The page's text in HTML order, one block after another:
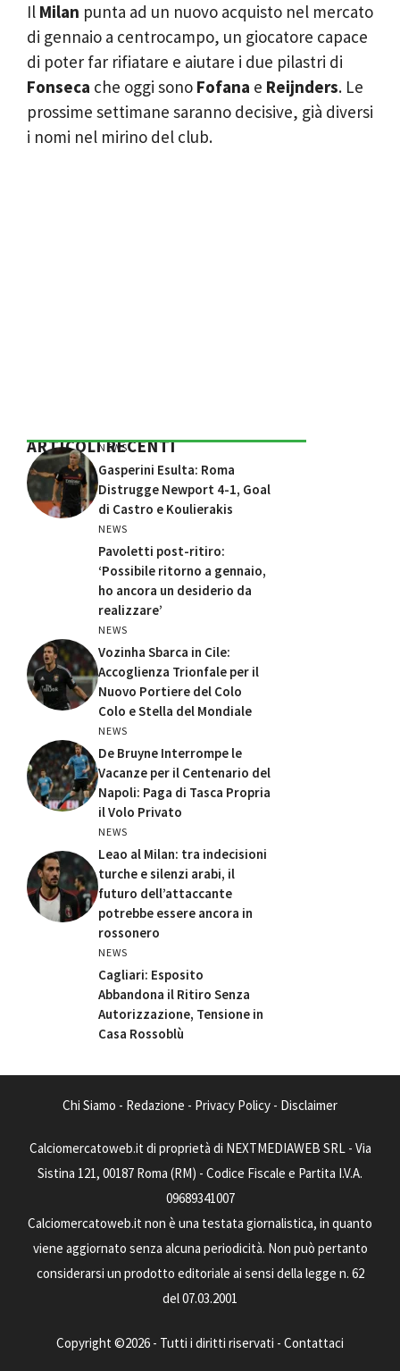
Il Milan punta ad un nuovo acquisto nel mercato
di gennaio a centrocampo, un giocatore capace
di poter far rifiatare e aiutare i due pilastri di
Fonseca che oggi sono Fofana e Reijnders. Le
prossime settimane saranno decisive, già diversi
i nomi nel mirino del club.
ARTICOLI RECENTI
NEWS
Gasperini Esulta: Roma
Distrugge Newport 4-1, Goal
di Castro e Koulierakis
NEWS
Pavoletti post-ritiro:
‘Possibile ritorno a gennaio,
ho ancora un desiderio da
realizzare’
NEWS
Vozinha Sbarca in Cile:
Accoglienza Trionfale per il
Nuovo Portiere del Colo
Colo e Stella del Mondiale
NEWS
De Bruyne Interrompe le
Vacanze per il Centenario del
Napoli: Paga di Tasca Propria
il Volo Privato
NEWS
Leao al Milan: tra indecisioni
turche e silenzi arabi, il
futuro dell’attaccante
potrebbe essere ancora in
rossonero
NEWS
Cagliari: Esposito
Abbandona il Ritiro Senza
Autorizzazione, Tensione in
Casa Rossoblù
Chi Siamo - Redazione - Privacy Policy - Disclaimer
Calciomercatoweb.it di proprietà di NEXTMEDIAWEB SRL - Via
Sistina 121, 00187 Roma (RM) - Codice Fiscale e Partita I.V.A.
09689341007
Calciomercatoweb.it non è una testata giornalistica, in quanto
viene aggiornato senza alcuna periodicità. Non può pertanto
considerarsi un prodotto editoriale ai sensi della legge n. 62
del 07.03.2001
Copyright ©2026 - Tutti i diritti riservati - Contattaci